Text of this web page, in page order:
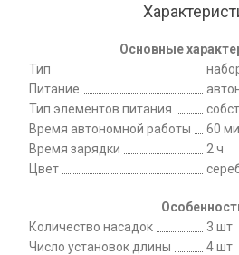
Основные
Тип
Питание
Тип элементов питания
Время автономной работы
60
Время зарядки
2 ч
Цвет
Количество насадок
3 шт
Число установок длины
4 шт